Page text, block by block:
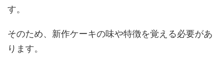
す。
そのため、新作ケーキの味や特徴を覚える必要があ
ります。